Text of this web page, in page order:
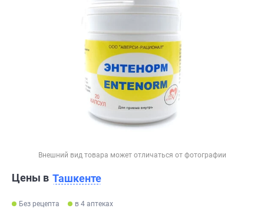
Внешний вид товара может отличаться от фотографии
Цены в Ташкенте
Без рецепта в 4 аптеках